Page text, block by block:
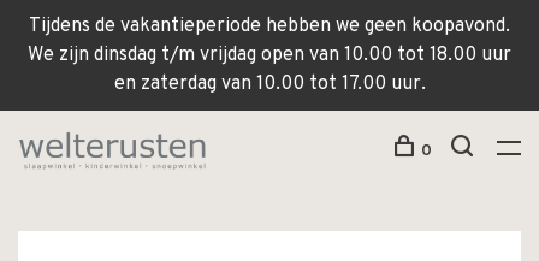
Tijdens de vakantieperiode hebben we geen koopavond.
We zijn dinsdag t/m vrijdag open van 10.00 tot 18.00 uur
en zaterdag van 10.00 tot 17.00 uur.
0